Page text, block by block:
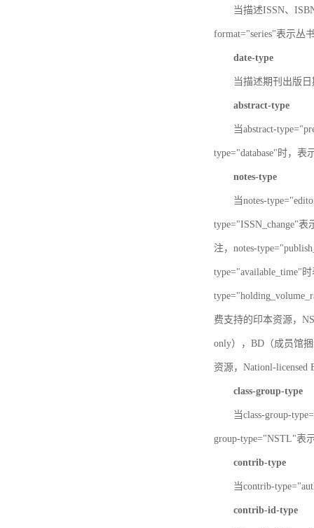
当描述ISSN、
format="series"表示丛
date-type
当描述期刊出版日
abstract-type
当abstract-
type="database"时，表
notes-type
当notes-
type="ISSN_change"
注，notes-
type="available_time"
费支持的印本资源，
only），BD（成员馆
资源，Nationl-licensed
class-group-type
当class-group-
group-type="NSTL"表
contrib-type
当contrib-
contrib-id-type